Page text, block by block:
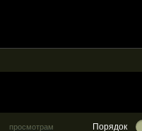
просмотрам Порядок